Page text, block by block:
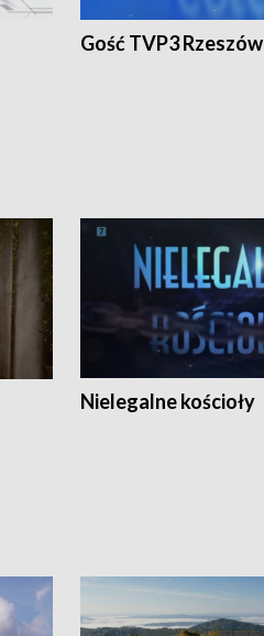
Gość TVP3 Rzeszów
Nielegalne kościoły